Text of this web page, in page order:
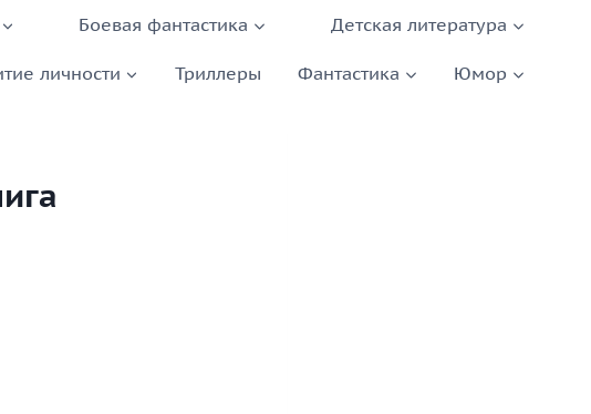
Боевая фантастика Детская литература
личности Триллеры Фантастика Юмор